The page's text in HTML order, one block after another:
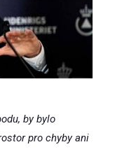
by bylo
pro chyby ani